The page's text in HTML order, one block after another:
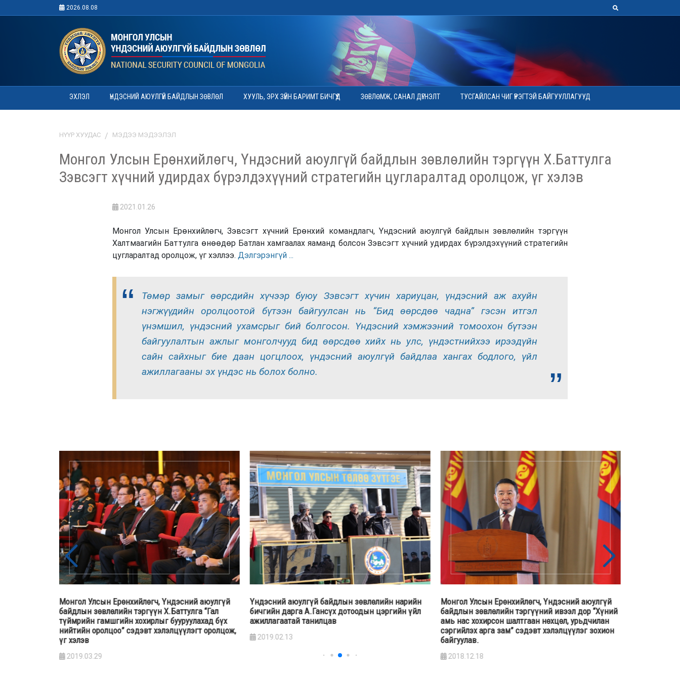
2026.08.08
ЭХЛЭЛ ҮНДЭСНИЙ АЮУЛГҮЙ БАЙДЛЫН ЗӨВЛӨЛ ХУУЛЬ, ЭРХ ЗҮЙН БАРИМТ БИЧГҮҮД ЗӨВЛӨМЖ, САНАЛ ДҮГНЭЛТ ТУСГАЙЛСАН ЧИГ ҮҮРЭГТЭЙ БАЙГУУЛЛАГУУД
НҮҮР ХУУДАС МЭДЭЭ МЭДЭЭЛЭЛ
Монгол Улсын Ерөнхийлөгч, Үндэсний аюулгүй байдлын зөвлөлийн тэргүүн Х.Баттулга
Зэвсэгт хүчний удирдах бүрэлдэхүүний стратегийн цугларалтад оролцож, үг хэлэв
2021.01.26
Монгол Улсын Ерөнхийлөгч, Зэвсэгт хүчний Ерөнхий командлагч, Үндэсний аюулгүй байдлын зөвлөлийн тэргүүн
Халтмаагийн Баттулга өнөөдөр Батлан хамгаалах яаманд болсон Зэвсэгт хүчний удирдах бүрэлдэхүүний стратегийн
цугларалтад оролцож, үг хэллээ. Дэлгэрэнгүй ...
Төмөр замыг өөрсдийн хүчээр буюу Зэвсэгт хүчин хариуцан, үндэсний аж ахуйн
нэгжүүдийн оролцоотой бүтээн байгуулсан нь “Бид өөрсдөө чадна” гэсэн итгэл
үнэмшил, үндэсний ухамсрыг бий болгосон. Үндэсний хэмжээний томоохон бүтээн
байгуулалтын ажлыг монголчууд бид өөрсдөө хийх нь улс, үндэстнийхээ ирээдүйн
сайн сайхныг бие даан цогцлоох, үндэсний аюулгүй байдлаа хангах бодлого, үйл
ажиллагааны эх үндэс нь болох болно.
Монгол Улсын Ерөнхийлөгч, Үндэсний аюулгүй
байдлын зөвлөлийн тэргүүн Х.Баттулга “Гал
түймрийн гамшгийн хохирлыг бууруулахад бүх
нийтийн оролцоо” сэдэвт хэлэлцүүлэгт оролцож,
үг хэлэв
2019.03.29
Үндэсний аюулгүй байдлын зөвлөлийн нарийн
бичгийн дарга А.Гансүх дотоодын цэргийн үйл
ажиллагаатай танилцав
2019.02.13
Монгол Улсын Ерөнхийлөгч, Үндэсний аюулгүй
байдлын зөвлөлийн тэргүүний ивээл дор “Хүний
амь нас хохирсон шалтгаан нөхцөл, урьдчилан
сэргийлэх арга зам” сэдэвт хэлэлцүүлэг зохион
байгуулав.
2018.12.18